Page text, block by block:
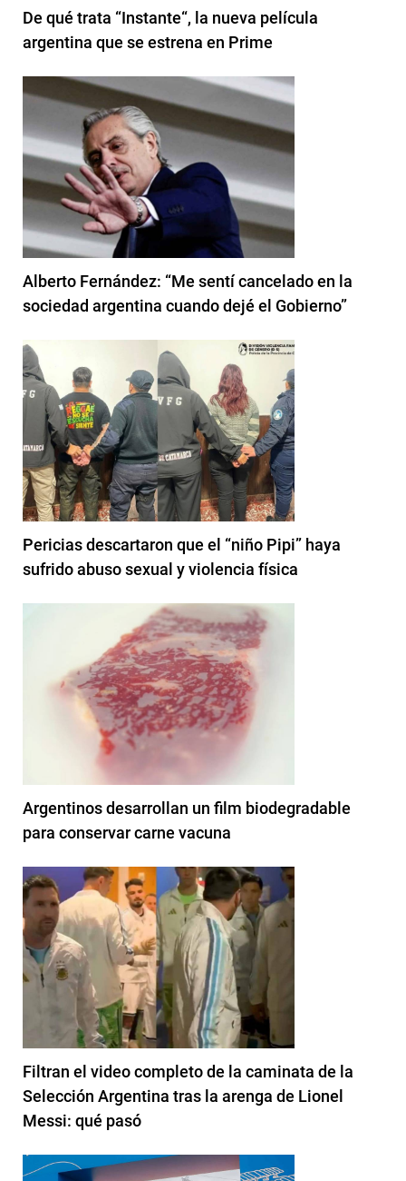
De qué trata “Instante“, la nueva película
argentina que se estrena en Prime
Alberto Fernández: “Me sentí cancelado en la
sociedad argentina cuando dejé el Gobierno”
Pericias descartaron que el “niño Pipi” haya
sufrido abuso sexual y violencia física
Argentinos desarrollan un film biodegradable
para conservar carne vacuna
Filtran el video completo de la caminata de la
Selección Argentina tras la arenga de Lionel
Messi: qué pasó